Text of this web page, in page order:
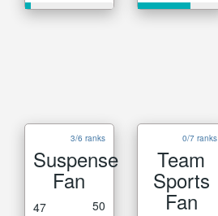
3/6 ranks
Suspense
Fan
47 50
0/7 ranks
Team
Sports
Fan